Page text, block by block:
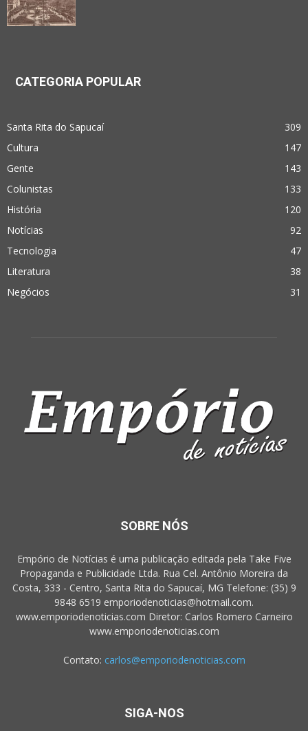
CATEGORIA POPULAR
Santa Rita do Sapucaí
309
Cultura
147
Gente
143
Colunistas
133
História
120
Notícias
92
Tecnologia
47
Literatura
38
Negócios
31
SOBRE NÓS
Empório de Notícias é uma publicação editada pela Take Five
Propaganda e Publicidade Ltda. Rua Cel. Antônio Moreira da
Costa, 333 - Centro, Santa Rita do Sapucaí, MG Telefone: (35) 9
9848 6519 emporiodenoticias@hotmail.com.
www.emporiodenoticias.com Diretor: Carlos Romero Carneiro
www.emporiodenoticias.com
Contato: carlos@emporiodenoticias.com
SIGA-NOS